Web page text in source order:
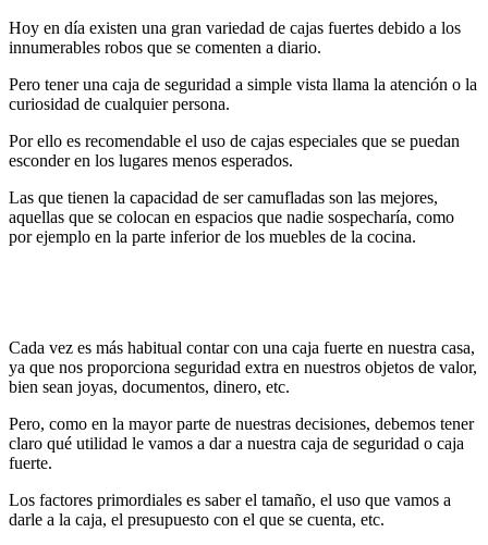
Hoy en día existen una gran variedad de cajas fuertes debido a los
innumerables robos que se comenten a diario.
Pero tener una caja de seguridad a simple vista llama la atención o la
curiosidad de cualquier persona.
Por ello es recomendable el uso de cajas especiales que se puedan
esconder en los lugares menos esperados.
Las que tienen la capacidad de ser camufladas son las mejores,
aquellas que se colocan en espacios que nadie sospecharía, como
por ejemplo en la parte inferior de los muebles de la cocina.
Cada vez es más habitual contar con una caja fuerte en nuestra casa,
ya que nos proporciona seguridad extra en nuestros objetos de valor,
bien sean joyas, documentos, dinero, etc.
Pero, como en la mayor parte de nuestras decisiones, debemos tener
claro qué utilidad le vamos a dar a nuestra caja de seguridad o caja
fuerte.
Los factores primordiales es saber el tamaño, el uso que vamos a
darle a la caja, el presupuesto con el que se cuenta, etc.